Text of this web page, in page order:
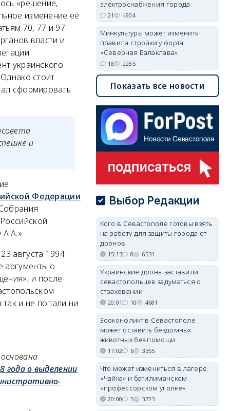
«решение,
изменение её
70, 77 и 97
власти и
украинского
стоит
сформировать
и
Федерации
августа 1994
аргументы о
и после
и не попали ни
года о выделении
электроснабжения города
21 4904
Минкультуры может изменить
правила стройки у форта
«Северная Балаклава»
18 2285
Показать все новости
Выбор Редакции
Кого в Севастополе готовы взять
на работу для защиты города от
дронов
15:13 0 6531
Украинские дроны заставили
севастопольцев задуматься о
страховании
20:01 10 4681
Зооконфликт в Севастополе
может оставить бездомных
животных без помощи
17:02 6 3355
Что может измениться в лагере
«Чайка» и батилиманском
«профессорском уголке»
20:00 5 3723